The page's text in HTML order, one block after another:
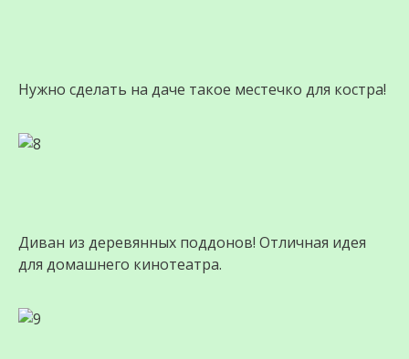
Нужно сделать на даче такое местечко для костра!
Диван из деревянных поддонов! Отличная идея
для домашнего кинотеатра.